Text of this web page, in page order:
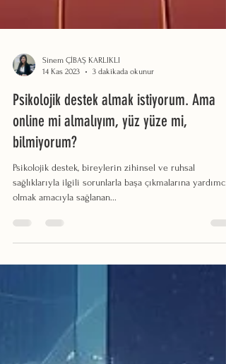
Sinem ÇİBAŞ KARLIKLI
14 Kas 2023
Psikolojik destek almak istiyorum. Ama
online mi almalıyım, yüz yüze mi,
bilmiyorum?
Psikolojik destek, bireylerin zihinsel ve ruhsal
sağlıklarıyla ilgili sorunlarla başa çıkmalarına yardımcı